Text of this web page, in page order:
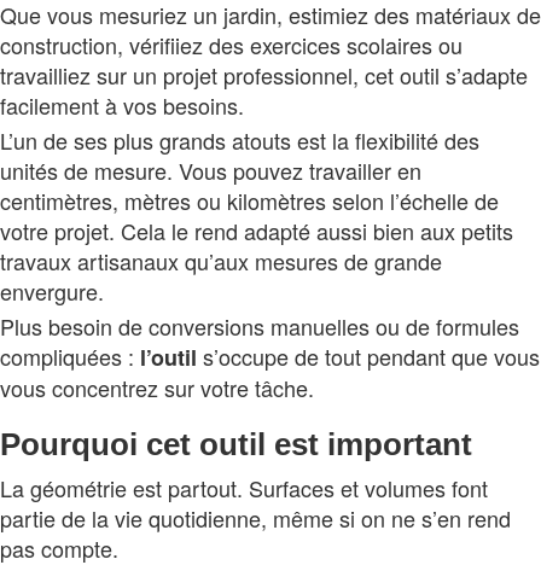
Que vous mesuriez un jardin, estimiez des matériaux de
construction, vérifiiez des exercices scolaires ou
travailliez sur un projet professionnel, cet outil s’adapte
facilement à vos besoins.
L’un de ses plus grands atouts est la flexibilité des
unités de mesure. Vous pouvez travailler en
centimètres, mètres ou kilomètres selon l’échelle de
votre projet. Cela le rend adapté aussi bien aux petits
travaux artisanaux qu’aux mesures de grande
envergure.
Plus besoin de conversions manuelles ou de formules
compliquées : l’outil s’occupe de tout pendant que vous
vous concentrez sur votre tâche.
Pourquoi cet outil est important
La géométrie est partout. Surfaces et volumes font
partie de la vie quotidienne, même si on ne s’en rend
pas compte.